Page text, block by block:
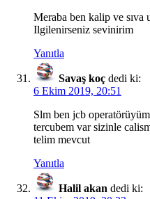
Meraba ben kalip ve sıva
Ilgilenirseniz sevinirim
Yanıtla
Savaş koç dedi ki:
6 Ekim 2019, 20:51
Slm ben jcb
tercubem var sizinle
telim mevcut
Yanıtla
Halil akan dedi ki: